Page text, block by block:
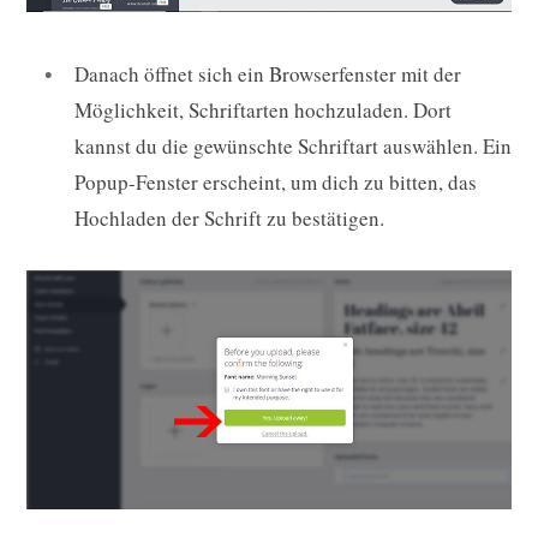
Danach öffnet sich ein Browserfenster mit der
Möglichkeit, Schriftarten hochzuladen. Dort
kannst du die gewünschte Schriftart auswählen. Ein
Popup-Fenster erscheint, um dich zu bitten, das
Hochladen der Schrift zu bestätigen.